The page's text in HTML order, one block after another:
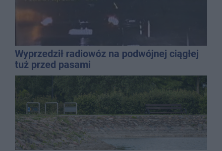
Wyprzedził radiowóz na podwójnej ciągłej
tuż przed pasami